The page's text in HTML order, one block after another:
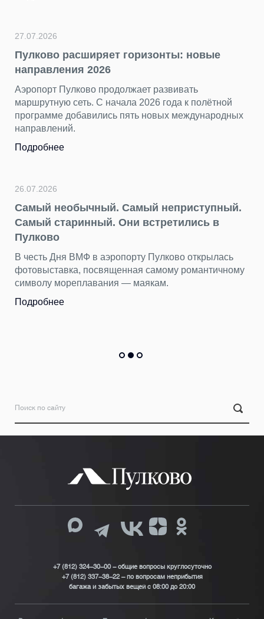
27.07.2026
Пулково расширяет горизонты: новые
направления 2026
Аэропорт Пулково продолжает развивать
маршрутную сеть. С начала 2026 года к полётной
программе добавились пять новых международных
направлений.
Подробнее
26.07.2026
Самый необычный. Самый неприступный.
Самый старинный. Они встретились в
Пулково
В честь Дня ВМФ в аэропорту Пулково открылась
фотовыставка, посвященная самому романтичному
символу мореплавания — маякам.
Подробнее
+7 (812) 324-30-00 - общие вопросы круглосуточно
+7 (812) 337-38-22 – по вопросам неприбытия
багажа и забытых вещей с 08:00 до 20:00